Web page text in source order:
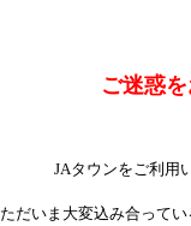
ご迷惑
JAタウンをご利用
ただいま大変込み合って